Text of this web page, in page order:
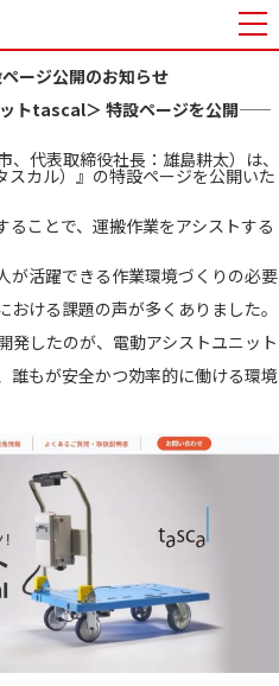
ージ公開のお知らせ
トtascal＞ 特設ページを公開——
代表取締役社長：雄島耕太）は、
スカル）』の特設ページを公開いた
ことで、運搬作業をアシストする
が活躍できる作業環境づくりの必要
ける課題の声が多くありました。
発したのが、電動アシストユニット
誰もが安全かつ効率的に働ける環境